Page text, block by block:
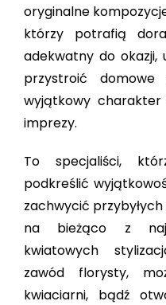
OPERATOR
MECHANIK
ELEKTRYK
MONTER URZĄDZEŃ I
ODNAWIALNEJ
STOLARZ
oryginalne
którzy potrafią
adekwatny do okazji,
przystroić
wyjątkowy
imprezy.
To specjaliści,
podkreślić
zachwycić
na bieżąco z
kwiatowych
zawód florysty,
kwiaciarni, bądź